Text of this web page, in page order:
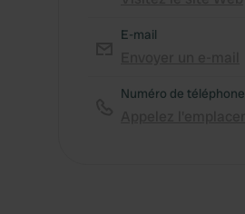
E-mail
Numéro de téléphone